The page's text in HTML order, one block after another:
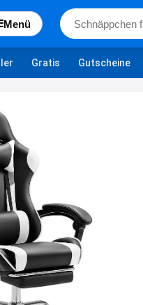
Menü
Gratis Gutscheine